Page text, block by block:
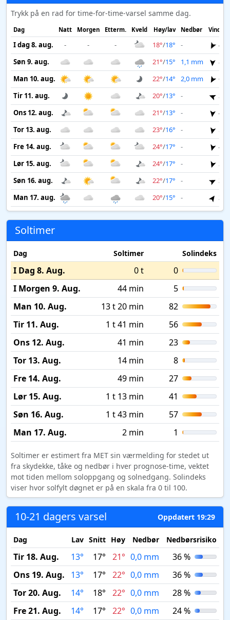
Trykk på en rad for time-for-time-varsel samme dag.
Dag Natt Morgen Etterm. Kveld Høy/lav Nedbør Vind
I dag 8. aug. - - - 18°/18° -
4
Søn 9. aug.
21°/15° 1,1 mm
8
Man 10. aug.
22°/14° 2,0 mm
6
Tir 11. aug.
20°/13° -
3
Ons 12. aug.
21°/13° -
4
Tor 13. aug.
23°/16° -
5
Fre 14. aug.
24°/17° -
4
Lør 15. aug.
24°/17° -
2
Søn 16. aug.
22°/17° -
3
Man 17. aug.
20°/15° - 3
Soltimer
Dag Soltimer Solindeks
I Dag 8. Aug. 0 t
0
I Morgen 9. Aug.
44 min
5
Man 10. Aug.
13 t 20 min
82
Tir 11. Aug.
1 t 41 min
56
Ons 12. Aug.
41 min
23
Tor 13. Aug.
14 min
8
Fre 14. Aug.
49 min
27
Lør 15. Aug.
1 t 13 min
41
Søn 16. Aug.
1 t 43 min
57
Man 17. Aug.
2 min 1
Soltimer er estimert fra MET sin værmelding for stedet ut
fra skydekke, tåke og nedbør i hver prognose-time, vektet
mot tiden mellom soloppgang og solnedgang. Solindeks
viser hvor solfylt døgnet er på en skala fra 0 til 100.
10-21 dagers varsel Oppdatert 19:29
Dag Lav Snitt Høy Nedbør Nedbørsrisiko
Tir 18. Aug. 13° 17° 21° 0,0 mm
36 %
Ons 19. Aug.
13° 17° 22° 0,0 mm
36 %
Tor 20. Aug.
14° 18° 22° 0,0 mm
28 %
Fre 21. Aug.
14° 17° 22° 0,0 mm 24 %